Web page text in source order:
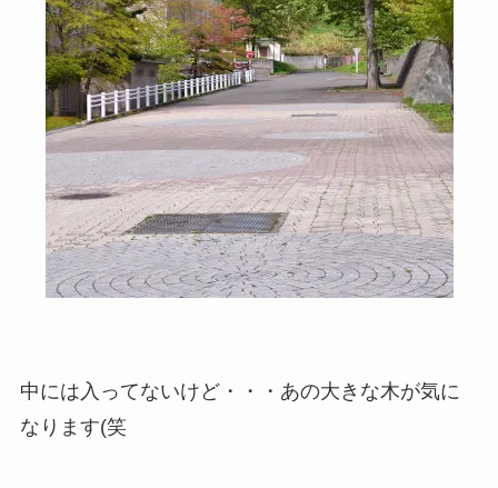
中には入ってないけど・・・あの大きな木が気に
なります(笑